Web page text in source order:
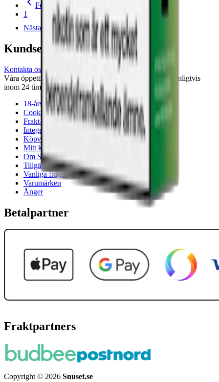
Föregående
1
Nästa
Kundservice
Kontakta oss
Våra öppettider är: Alla dagar 08:00 - 18:00 Vi svarar vanligtvis
inom 24 timmar på vardagar.
18-årsgräns
Cookiepolicy
Frakt- och leveransvillkor
Integritetspolicy
Köpvillkor
Mitt konto
Om Snuset.se
Tillgänglighetsredogörelse
Vanliga frågor
Varumärken
Ånger
Betalpartner
Fraktpartners
Copyright © 2026 Snuset.se